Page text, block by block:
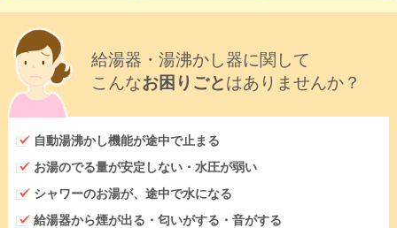
給湯器・湯沸かし器に関して
こんなお困りごとはありませんか？
自動湯沸かし機能が途中で止まる
お湯のでる量が安定しない・水圧が弱い
シャワーのお湯が、途中で水になる
給湯器から煙が出る・匂いがする・音がする